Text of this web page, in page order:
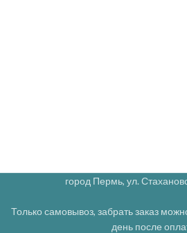
город Пермь, ул.
Только самовывоз, забрать заказ
день после